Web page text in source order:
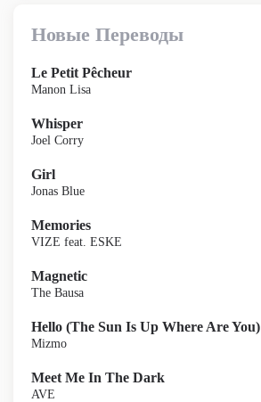
Новые Переводы
Le Petit Pêcheur
Manon Lisa
Whisper
Joel Corry
Girl
Jonas Blue
Memories
VIZE feat. ESKE
Magnetic
The Bausa
Hello (The Sun Is Up Where Are You)
Mizmo
Meet Me In The Dark
AVE